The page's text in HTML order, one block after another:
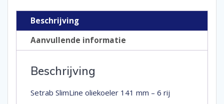
rij
aantalBeschrijving
Aanvullende informatie
Beschrijving
Setrab SlimLine oliekoeler 141 mm – 6 rij